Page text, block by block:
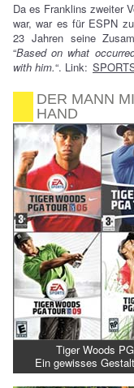
Da es Franklins zweiter
war, war es für ESPN
23 Jahren seine
“Based on what
with him.“. Link:
DER MANN
HAND
Tiger Woods
Ein gewisses